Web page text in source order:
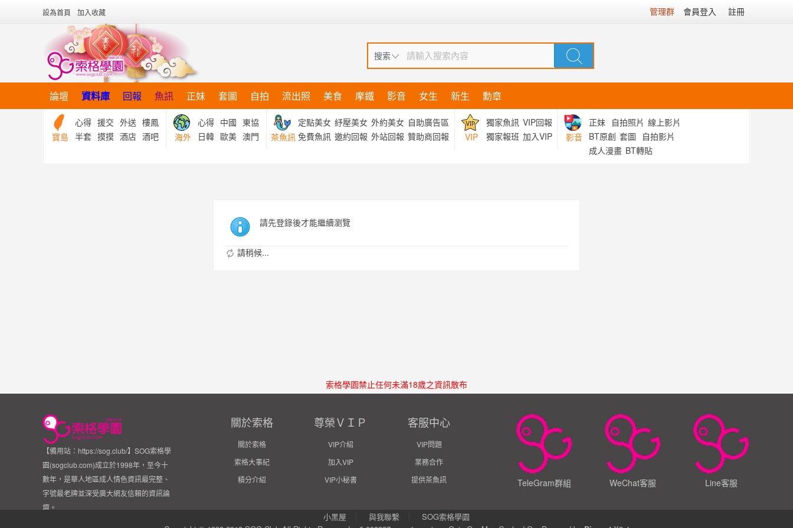
管理群 會員登入 註冊
設為首頁 加入收藏
搜索
論壇 資料庫 回報 魚訊 正妹 套圖 自拍 流出照 美食 摩鐵 影音 女生 新生 勳章
寶島
心得 援交 外送 樓鳳
半套 摸摸 酒店 酒吧 海外
心得 中國 東協
日韓 歐美 澳門 茶魚訊
定點美女 紓壓美女 外約美女 自助廣告區
免費魚訊 邀約回報 外站回報 贊助商回報 VIP
獨家魚訊 VIP回報
獨家報班 加入VIP 影音
正妹 自拍照片 線上影片
BT原創 套圖
自拍影片
成人漫畫 BT轉貼
請先登錄後才能繼續瀏覽
請稍候...
索格學園禁止任何未滿18歲之資訊散布
【備用站：https://sog.club/】SOG索格學
園(sogclub.com)成立於1998年，至今十
數年，是華人地區成人情色資訊最完整、
字號最老牌並深受廣大網友信賴的資訊論
壇。
關於索格
關於索格
索格大事紀
積分介紹
尊榮ＶＩＰ
VIP介紹
加入VIP
VIP小秘書
客服中心
VIP問題
業務合作
提供茶魚訊
Line客服
WeChat客服
TeleGram群組
小黑屋 與我聯繫
SOG索格學園